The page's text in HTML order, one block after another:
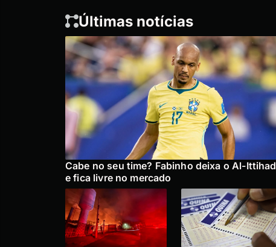
Últimas notícias
Cabe no seu time? Fabinho deixa o Al-Ittihad
e fica livre no mercado